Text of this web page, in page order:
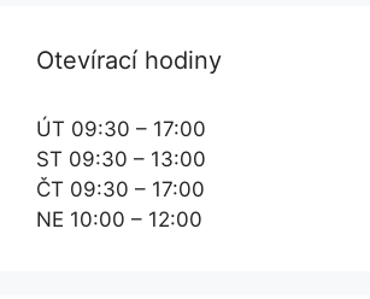
Otevírací hodiny
ÚT 09:30 – 17:00
ST 09:30 – 13:00
ČT 09:30 – 17:00
NE 10:00 – 12:00